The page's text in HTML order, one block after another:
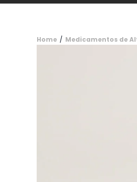
Home / Medicamentos de